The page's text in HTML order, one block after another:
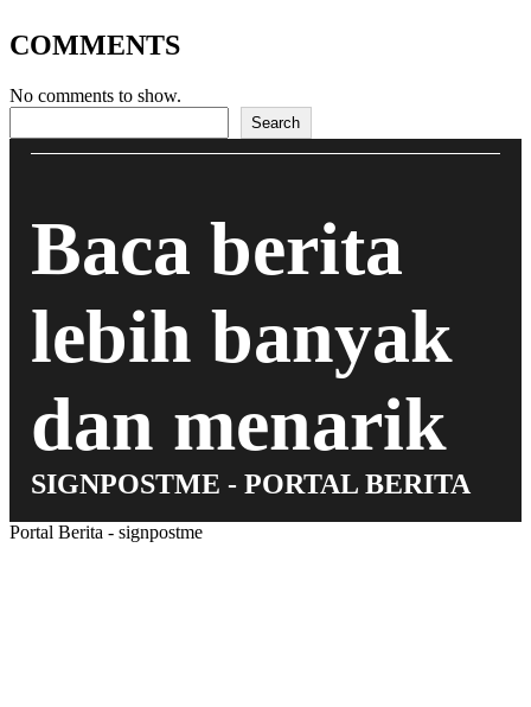
COMMENTS
No comments to show.
Search
Baca berita
lebih banyak
dan menarik
SIGNPOSTME - PORTAL BERITA
Portal Berita - signpostme